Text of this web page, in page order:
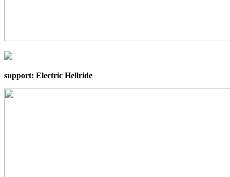
support: Electric Hellride